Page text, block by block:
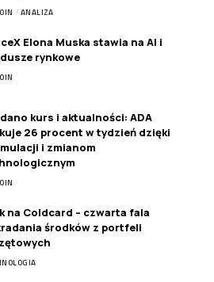
ANALIZA
Elona Muska stawia na AI i
rynkowe
kurs i aktualności: ADA
26 procent w tydzień dzięki
i zmianom
na Coldcard – czwarta fala
środków z portfeli